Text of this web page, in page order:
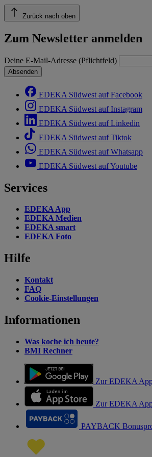
Zurück nach oben
Zum Newsletter anmelden
Deine E-Mail-Adresse (Pflichtfeld)
Absenden
EDEKA Südwest auf Facebook
EDEKA Südwest auf Instagram
EDEKA Südwest auf Linkedin
EDEKA Südwest auf Tiktok
EDEKA Südwest auf Whatsapp
EDEKA Südwest auf Youtube
Services
EDEKA App
EDEKA Medien
EDEKA smart
EDEKA Foto
Hilfe
Kontakt
FAQ
Cookie-Einstellungen
Informationen
Was koche ich heute?
BMI Rechner
Zur EDEKA
Zur EDEKA
PAYBACK